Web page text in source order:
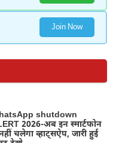
Join Now
shutdown
2026-अब इन स्मार्टफोन
चलेगा व्हाट्सऐप, जारी हुई